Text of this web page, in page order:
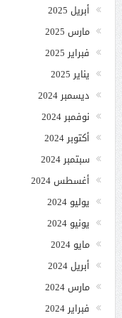
أبريل 2025
مارس 2025
فبراير 2025
يناير 2025
ديسمبر 2024
نوفمبر 2024
أكتوبر 2024
سبتمبر 2024
أغسطس 2024
يوليو 2024
يونيو 2024
مايو 2024
أبريل 2024
مارس 2024
فبراير 2024